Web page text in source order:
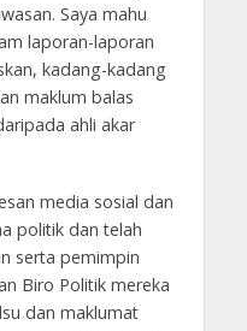
Saya mahu
laporan-laporan
kadang-kadang
maklum balas
ahli akar
media sosial dan
politik dan telah
serta pemimpin
Biro Politik mereka
dan maklumat